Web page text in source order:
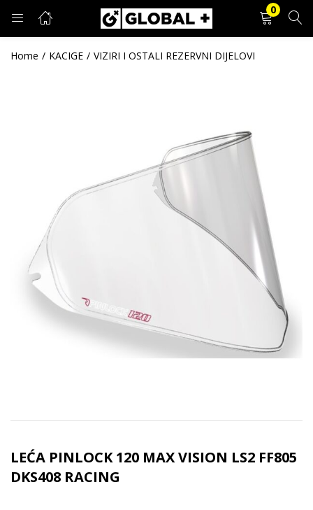
0
PRIJAVA REGISTRACIJA
Zapamti me
Home KACIGE VIZIRI I OSTALI REZERVNI DIJELOVI
LEĆA PINLOCK 120 MAX VISION LS2 FF805
DKS408 RACING